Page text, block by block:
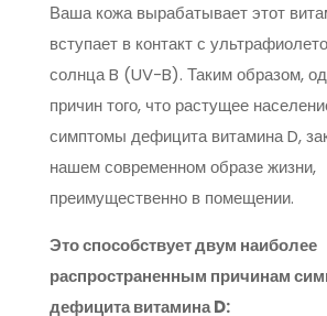
Ваша кожа вырабатывает этот
вступает в контакт с
солнца B (UV-B). Таким образом,
причин того, что растущее
симптомы дефицита витамина D,
нашем современном образе жизни,
преимущественно в помещении.
Это способствует двум наиболее
распространенным причинам
дефицита витамина D: